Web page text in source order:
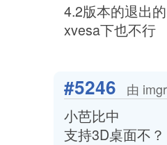
4.2版本的退出
xvesa下也不行
#5246 由
小芭比中
支持3D桌面不？